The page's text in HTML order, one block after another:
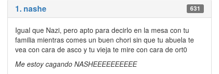
1. nashe 631
Igual que Nazi, pero apto para decirlo en la mesa con tu
familia mientras comes un buen chori sin que tu abuela te
vea con cara de asco y tu vieja te mire con cara de ort0
Me estoy cagando NASHEEEEEEEEEE